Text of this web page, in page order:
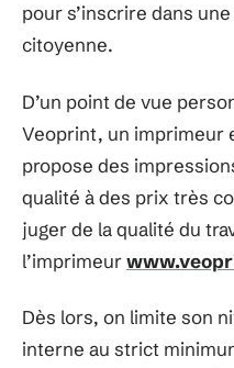
pour s’inscrire dans
citoyenne.
D’un point de vue
Veoprint, un imprimeur
propose des
qualité à des prix très
juger de la qualité du
l’imprimeur
Dès lors, on limite son
interne au strict